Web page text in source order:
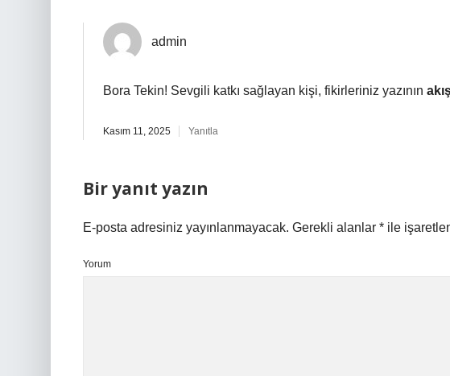
admin
Bora Tekin! Sevgili katkı sağlayan kişi, fikirleriniz yazının
Kasım 11, 2025 Yanıtla
Bir yanıt yazın
E-posta adresiniz yayınlanmayacak. Gerekli alanlar * ile
Yorum